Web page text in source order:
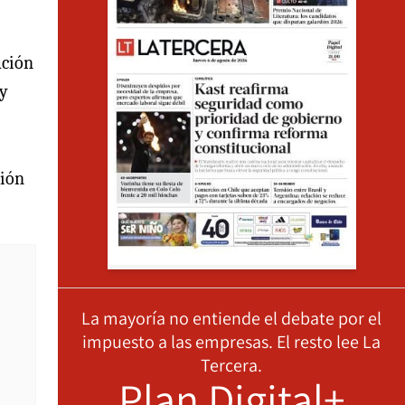
La mayoría no entiende el debate por el
impuesto a las empresas. El resto lee La
Tercera.